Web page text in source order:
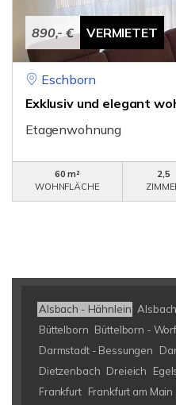
890,- € VERMIETET
Eschborn
Exklusiv und elegant
Etagenwohnung
60 m²
WOHNFLÄCHE
2,5
Alsbach - Hähnlein
Büttelborn Büttelborn -
Darmstadt - Bessungen
Dietzenbach Dreieich
Frankfurt Frankfurt am Main